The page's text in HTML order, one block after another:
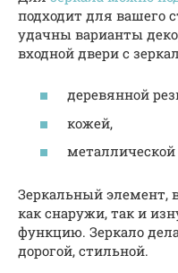
подходит для вашего
удачны варианты
входной двери с
деревянной
кожей,
металлической
Зеркальный элемент,
как снаружи, так и
функцию. Зеркало
дорогой, стильной.